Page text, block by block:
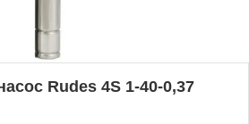
Rudes 4S 1-40-0,37